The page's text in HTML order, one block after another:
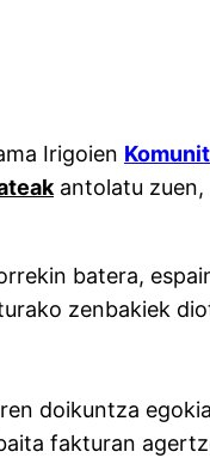
Irigoien
antolatu
batera,
zenbakiek
doikuntza
fakturan